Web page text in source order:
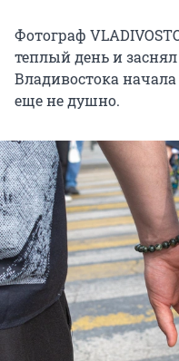
Фотограф
теплый день и
Владивостока
еще не душно.